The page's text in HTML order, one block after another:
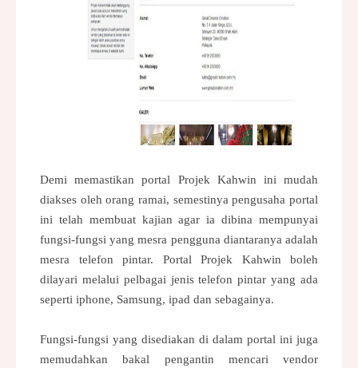
Demi memastikanportal Projek Kahwin ini mudah
diakses oleh orang ramai, semestinya pengusaha portal
ini telah membuat kajian agar ia dibina mempunyai
fungsi-fungsi yang mesra pengguna diantaranya adalah
mesra telefon pintar. Portal Projek Kahwin boleh
dilayari melalui pelbagai jenis telefon pintar yang ada
seperti iphone, Samsung, ipad dan sebagainya.
Fungsi-fungsi yang disediakan di dalam portal ini juga
memudahkan bakal pengantin mencari vendor